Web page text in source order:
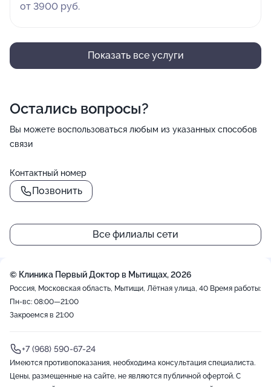
от 3900 руб.
Показать все услуги
Остались вопросы?
Вы можете воспользоваться любым из указанных способов
связи
Контактный номер
Позвонить
Все филиалы сети
© Клиника Первый Доктор в Мытищах, 2026
Россия, Московская область, Мытищи, Лётная улица, 40 Время работы:
Пн-вс: 08:00—21:00
Закроемся в 21:00
+7 (968) 590-67-24
Имеются противопоказания, необходима консультация специалиста.
Цены, размещенные на сайте, не являются публичной офертой. С